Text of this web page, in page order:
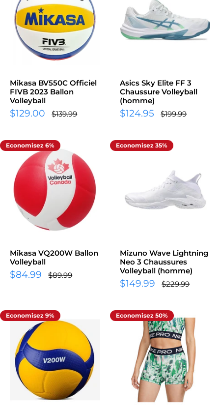
Mikasa BV550C Officiel
FIVB 2023 Ballon
Volleyball
Prix
$129.00 Prix
normal
$139.99
Asics Sky Elite FF 3
Chaussure Volleyball
(homme)
Prix
$124.95 Prix
normal
$199.99
Economisez 6%
Mikasa VQ200W Ballon
Volleyball
Prix
$84.99 Prix
normal
$89.99
Economisez 35%
Mizuno Wave Lightning
Neo 3 Chaussures
Volleyball (homme)
Prix
$149.99 Prix
normal
$229.99
Economisez 9% Economisez 50%